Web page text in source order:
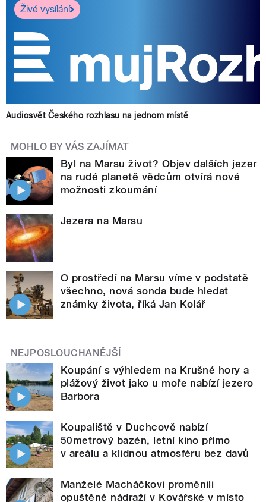
Živé vysílání
Audiosvět Českého rozhlasu na jednom místě
MOHLO BY VÁS ZAJÍMAT
Byl na Marsu život? Objev dalších jezer
na rudé planetě vědcům otvírá nové
možnosti zkoumání
Jezera na Marsu
O prostředí na Marsu víme v podstatě
všechno, nová sonda bude hledat
známky života, říká Jan Kolář
NEJPOSLOUCHANĚJŠÍ
Koupání s výhledem na Krušné hory a
plážový život jako u moře nabízí jezero
Barbora
Koupaliště v Duchcově nabízí
50metrový bazén, letní kino přímo
v areálu a klidnou atmosféru bez davů
Manželé Macháčkovi proměnili
opuštěné nádraží v Kovářské v místo